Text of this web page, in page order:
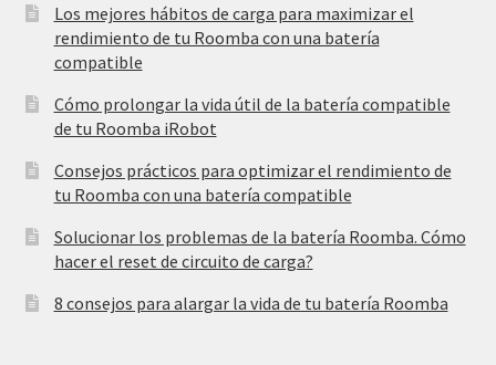
Los mejores hábitos de carga para maximizar el
rendimiento de tu Roomba con una batería
compatible
Cómo prolongar la vida útil de la batería compatible
de tu Roomba iRobot
Consejos prácticos para optimizar el rendimiento de
tu Roomba con una batería compatible
Solucionar los problemas de la batería Roomba. Cómo
hacer el reset de circuito de carga?
8 consejos para alargar la vida de tu batería Roomba